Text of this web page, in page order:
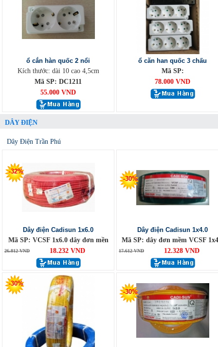
ổ cắn hàn quốc 2 nổi
Kích thước: dài 10 cao 4,5cm
Mã SP: DC1211
55.000 VND
ổ căn han quốc 3 chấu
Mã SP:
78.000 VND
DÂY ĐIỆN
Dây Điện Trần Phú
-32%
Dây điện Cadisun 1x6.0
Mã SP: VCSF 1x6.0 dây đơn mền
26.812 VND 18.232 VND
-30%
Dây điện Cadisun 1x4.0
Mã SP: dây đơn mềm VCSF
17.612 VND 12.328 VND
-30%
-30%